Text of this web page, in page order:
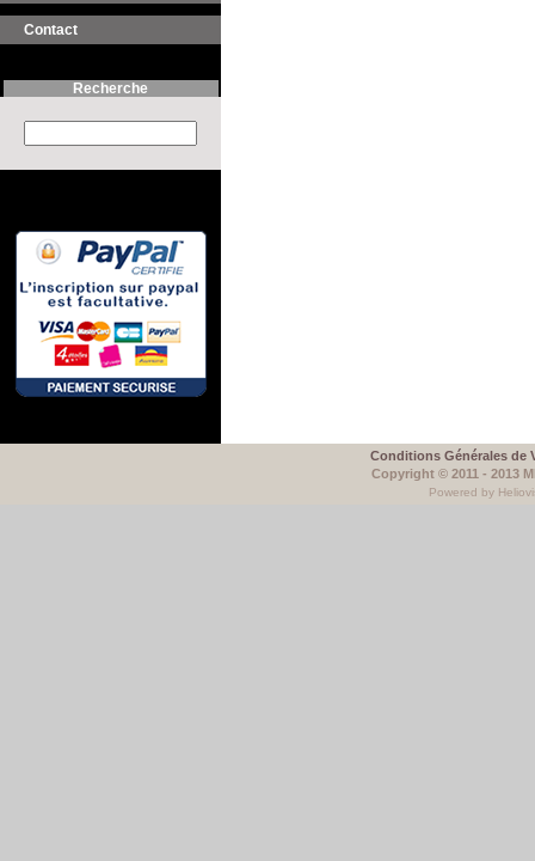
Contact
Recherche
Conditions Générales de
Copyright © 2011 - 2013
Powered by